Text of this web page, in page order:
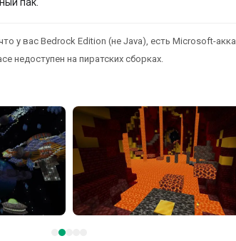
у вас Bedrock Edition (не Java), есть Microsoft-
недоступен на пиратских сборках.